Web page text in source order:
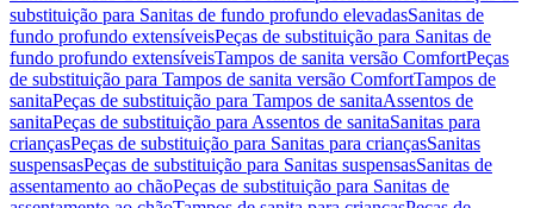
substituição para Sanitas de fundo profundo elevadasSanitas de
fundo profundo extensíveisPeças de substituição para Sanitas de
fundo profundo extensíveisTampos de sanita versão ComfortPeças
de substituição para Tampos de sanita versão ComfortTampos de
sanitaPeças de substituição para Tampos de sanitaAssentos de
sanitaPeças de substituição para Assentos de sanitaSanitas para
criançasPeças de substituição para Sanitas para criançasSanitas
suspensasPeças de substituição para Sanitas suspensasSanitas de
assentamento ao chãoPeças de substituição para Sanitas de